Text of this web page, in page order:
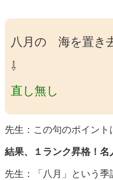
八月の 海を置き
⇩
直し無し
先生：この句のポイン
結果、１ランク昇格！名
先生：「八月」という